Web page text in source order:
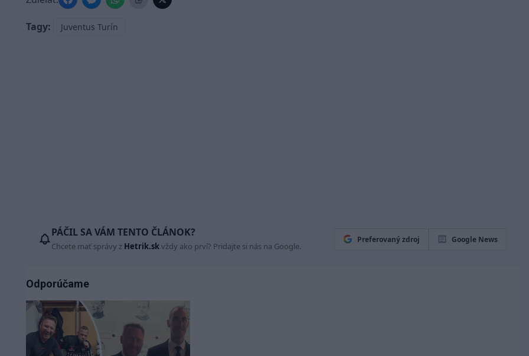
Tagy: Juventus Turín
PÁČIL SA VÁM TENTO ČLÁNOK?
Chcete mať správy z Hetrik.skvždy ako prví? Pridajte si nás na Google.
Preferovaný zdroj Google News
Odporúčame